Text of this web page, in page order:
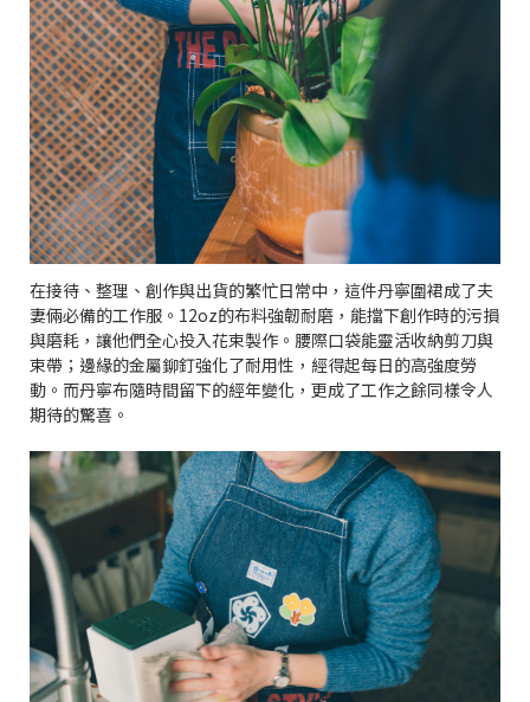
在接待、整理、創作與出貨的繁忙日常中，這件丹寧圍裙成了夫
妻倆必備的工作服。12oz的布料強韌耐磨，能擋下創作時的污損
與磨耗，讓他們全心投入花束製作。腰際口袋能靈活收納剪刀與
束帶；邊緣的金屬鉚釘強化了耐用性，經得起每日的高強度勞
動。而丹寧布隨時間留下的經年變化，更成了工作之餘同樣令人
期待的驚喜。